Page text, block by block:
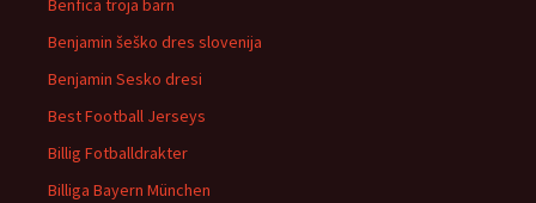
Benfica tröja barn
Benjamin šeško dres slovenija
Benjamin Sesko dresi
Best Football Jerseys
Billig Fotballdrakter
Billiga Bayern München